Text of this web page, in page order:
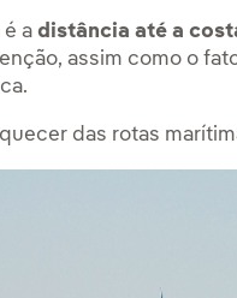
é adistância até a
assim como o
das rotas